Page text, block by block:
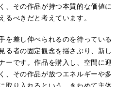
、その作品が持つ本質的な価値に
べきだと考えています。
を差し伸べられるのを待っている
る者の固定観念を揺さぶり、新し
ーです。作品を購入し、空間に迎
、その作品が放つエネルギーや多